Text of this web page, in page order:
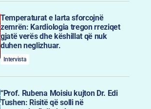
Temperaturat e larta sforcojnë
zemrën: Kardiologia tregon rreziqet
gjatë verës dhe këshillat që nuk
duhen neglizhuar.
Intervista
“Prof. Rubena Moisiu kujton Dr. Edi
Tushen: Risitë që solli në